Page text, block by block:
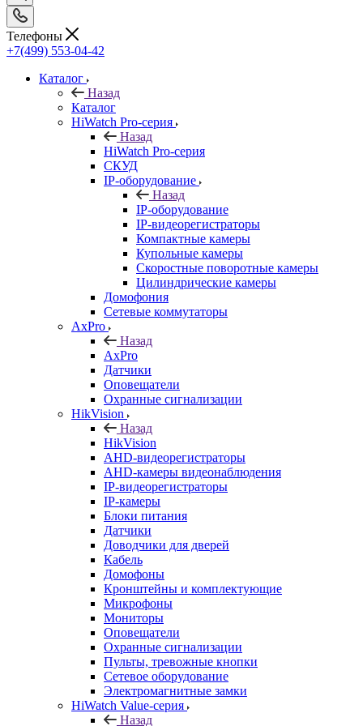
Телефоны
+7(499) 553-04-42
Каталог
Назад
Каталог
HiWatch Pro-серия
Назад
HiWatch Pro-серия
CКУД
IP-оборудование
Назад
IP-оборудование
IP-видеорегистраторы
Компактные камеры
Купольные камеры
Скоростные поворотные камеры
Цилиндрические камеры
Домофония
Сетевые коммутаторы
AxPro
Назад
AxPro
Датчики
Оповещатели
Охранные сигнализации
HikVision
Назад
HikVision
AHD-видеорегистраторы
AHD-камеры видеонаблюдения
IP-видеорегистраторы
IP-камеры
Блоки питания
Датчики
Доводчики для дверей
Кабель
Домофоны
Кронштейны и комплектующие
Микрофоны
Мониторы
Оповещатели
Охранные сигнализации
Пульты, тревожные кнопки
Сетевое оборудование
Электромагнитные замки
HiWatch Value-серия
Назад